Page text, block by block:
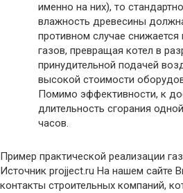
именно на них), то
влажность древесины
противном случае
газов, превращая котел в
принудительной подачей
высокой стоимости
Помимо эффективности, к
длительность сгорания
часов.
Пример практической реализации
Источник projject.ru На нашем сайте
контакты строительных компаний,